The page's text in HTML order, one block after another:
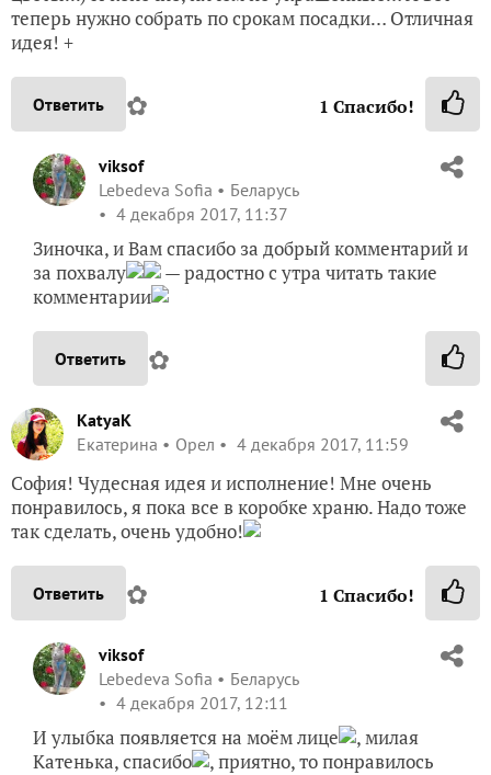
теперь нужно собрать по срокам посадки… Отличная
идея! +
Ответить ✿ 1 Спасибо!
viksof
Lebedeva Sofia
Беларусь
4 декабря 2017, 11:37
Зиночка, и Вам спасибо за добрый комментарий и
за похвалу
— радостно с утра читать такие
комментарии
Ответить ✿
KatyaK
Екатерина
Орел 4 декабря 2017, 11:59
София! Чудесная идея и исполнение! Мне очень
понравилось, я пока все в коробке храню. Надо тоже
так сделать, очень удобно!
Ответить ✿ 1 Спасибо!
viksof
Lebedeva Sofia
Беларусь
4 декабря 2017, 12:11
И улыбка появляется на моём лице
, милая
Катенька, спасибо
, приятно, то понравилось